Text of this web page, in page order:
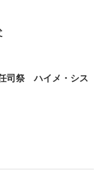
司祭 ハイメ・シス